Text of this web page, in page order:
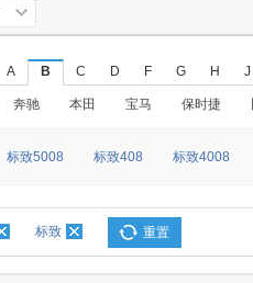
A B C D F G H J
奔驰 本田 宝马 保时捷
标致5008 标致408 标致4008
标致 重置